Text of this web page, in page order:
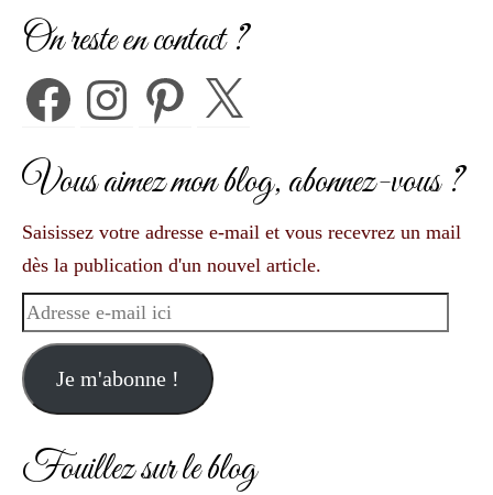
On reste en contact ?
FacebookInstagramPinterest X
Vous aimez mon blog, abonnez-vous ?
Saisissez votre adresse e-mail et vous recevrez un mail
dès la publication d'un nouvel article.
Adresse
mail
ici
Je m'abonne !
Fouillez sur le blog